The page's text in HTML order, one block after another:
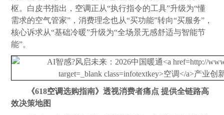
枢。白皮书指出， 空调正从“执行指令的工具”升级为“懂
需求的空气管家”，消费理念也从“买功能”转向“买服务”，
核心诉求从“基础冷暖”升级为“全场景无感舒适与智能节
能”。
《618空调选购指南》透视消费者痛点 提供全链路高
效决策地图